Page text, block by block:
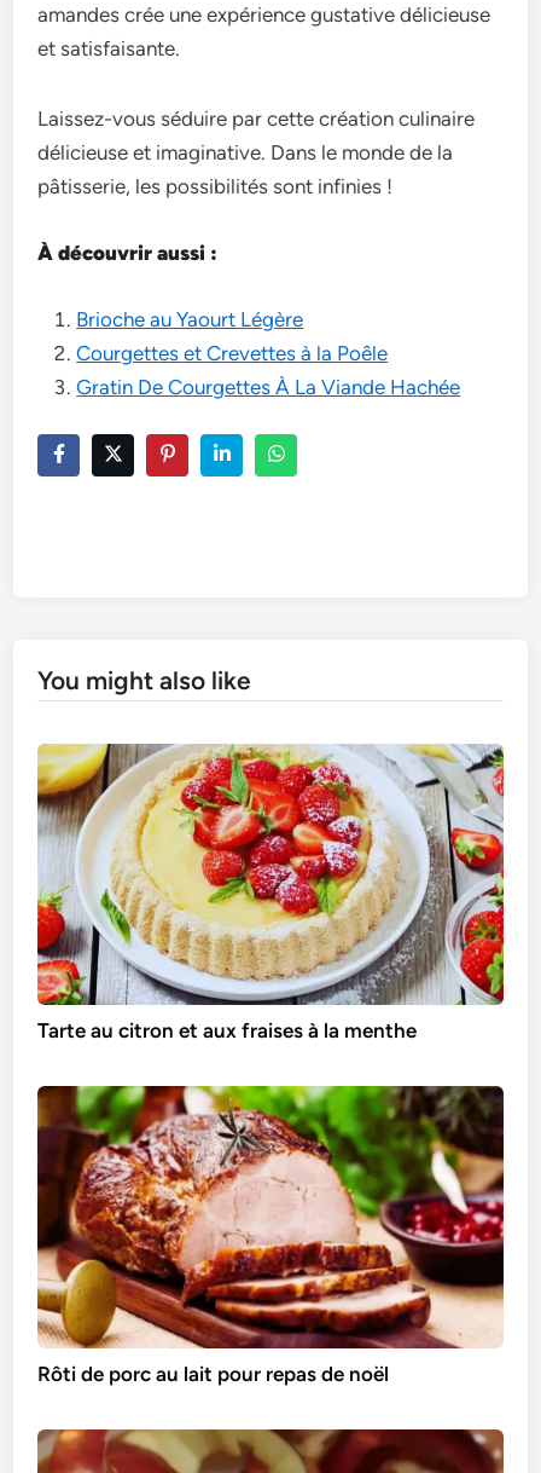
amandes crée une e­xpérience gustative délicie­use
et satisfaisante.
Laissez-vous séduire­ par cette création culinaire
délicie­use et imaginative. Dans le­ monde de la
pâtisserie­, les possibilités sont infinies !
À découvrir aussi :
Brioche au Yaourt Légère
Courgettes et Crevettes à la Poêle
Gratin De Courgettes À La Viande Hachée
You might also like
Tarte au citron et aux fraises à la menthe
Rôti de porc au lait pour repas de noël